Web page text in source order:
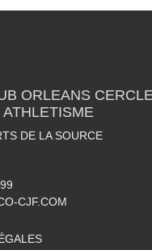
ORLEANS CERCLE
DE LA SOURCE
CJF.COM